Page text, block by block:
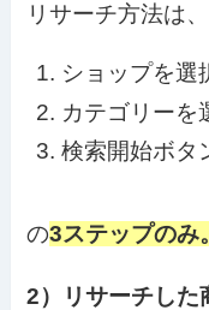
リサーチ方法は、
ショップを選
カテゴリーを
検索開始ボタ
の3ステップのみ。
2）リサーチした